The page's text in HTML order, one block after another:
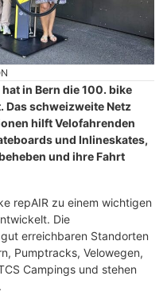
in Bern die 100. bike
Das schweizweite Netz
hilft Velofahrenden
und Inlineskates,
und ihre Fahrt
repAIR zu einem wichtigen
Die
erreichbaren Standorten
Pumptracks, Velowegen,
Campings und stehen